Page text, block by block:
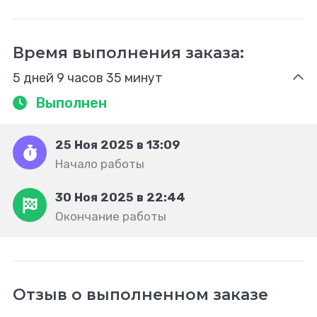
Время выполнения заказа:
5 дней 9 часов 35 минут
Выполнен
25 Ноя 2025 в 13:09
Начало работы
30 Ноя 2025 в 22:44
Окончание работы
Отзыв о выполненном заказе